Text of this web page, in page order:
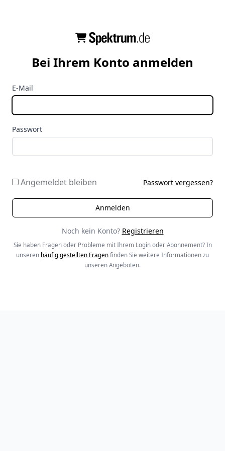
Bei Ihrem Konto anmelden
E-Mail
Passwort
Angemeldet bleiben Passwort vergessen?
Noch kein Konto? Registrieren
Sie haben Fragen oder Probleme mit Ihrem Login oder Abonnement? In
unseren häufig gestellten Fragen finden Sie weitere Informationen zu
unseren Angeboten.